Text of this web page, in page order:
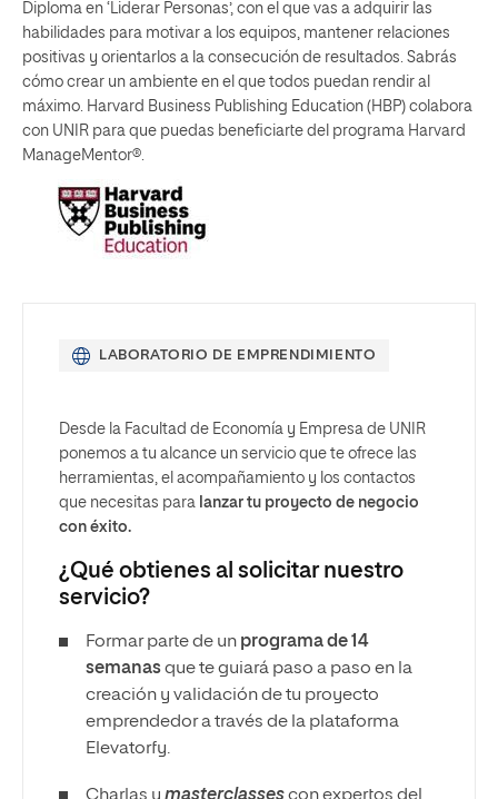
Diploma en ‘Liderar Personas’, con el que vas a adquirir las
habilidades para motivar a los equipos, mantener relaciones
positivas y orientarlos a la consecución de resultados. Sabrás
cómo crear un ambiente en el que todos puedan rendir al
máximo. Harvard Business Publishing Education (HBP) colabora
con UNIR para que puedas beneficiarte del programa Harvard
ManageMentor®.
LABORATORIO DE EMPRENDIMIENTO
Desde la Facultad de Economía y Empresa de UNIR
ponemos a tu alcance un servicio que te ofrece las
herramientas, el acompañamiento y los contactos
que necesitas para lanzar tu proyecto de negocio
con éxito.
¿Qué obtienes al solicitar nuestro
servicio?
Formar parte de un programa de 14
semanasque te guiará paso a paso en la
creación y validación de tu proyecto
emprendedor a través de la plataforma
Elevatorfy.